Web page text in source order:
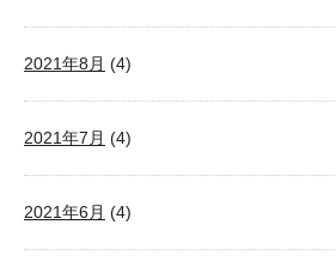
2021年8月 (4)
2021年7月 (4)
2021年6月 (4)